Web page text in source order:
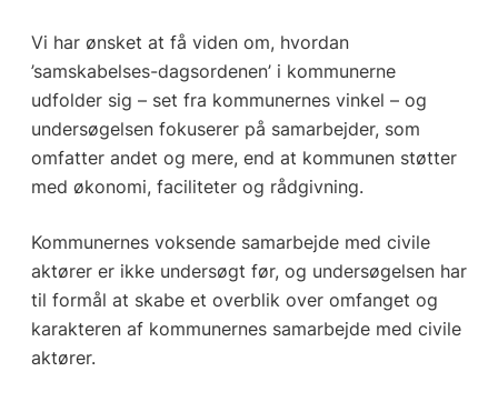
Vi har ønsket at få viden om, hvordan
’samskabelses-dagsordenen’ i kommunerne
udfolder sig – set fra kommunernes vinkel – og
undersøgelsen fokuserer på samarbejder, som
omfatter andet og mere, end at kommunen støtter
med økonomi, faciliteter og rådgivning.
Kommunernes voksende samarbejde med civile
aktører er ikke undersøgt før, og undersøgelsen har
til formål at skabe et overblik over omfanget og
karakteren af kommunernes samarbejde med civile
aktører.